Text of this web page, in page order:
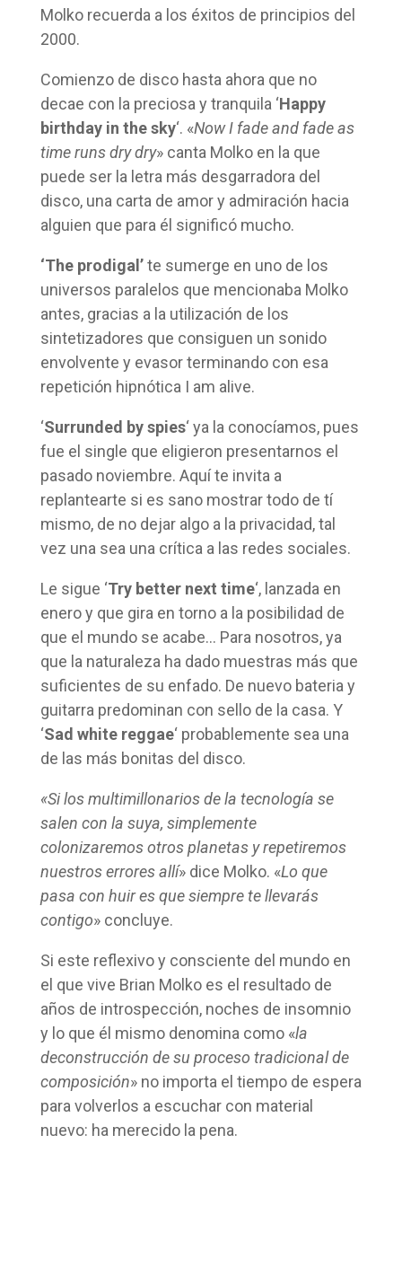
Molko recuerda a los éxitos de principios del
2000.
Comienzo de disco hasta ahora que no
decae con la preciosa y tranquila ‘Happy
birthday in the sky‘. «Now I fade and fade as
time runs dry dry» canta Molko en la que
puede ser la letra más desgarradora del
disco, una carta de amor y admiración hacia
alguien que para él significó mucho.
‘The prodigal’te sumerge en uno de los
universos paralelos que mencionaba Molko
antes, gracias a la utilización de los
sintetizadores que consiguen un sonido
envolvente y evasor terminando con esa
repetición hipnótica I am alive.
‘Surrunded by spies‘ ya la conocíamos, pues
fue el single que eligieron presentarnos el
pasado noviembre. Aquí te invita a
replantearte si es sano mostrar todo de tí
mismo, de no dejar algo a la privacidad, tal
vez una sea una crítica a las redes sociales.
Le sigue ‘Try better next time‘, lanzada en
enero y que gira en torno a la posibilidad de
que el mundo se acabe… Para nosotros, ya
que la naturaleza ha dado muestras más que
suficientes de su enfado. De nuevo bateria y
guitarra predominan con sello de la casa. Y
‘Sad white reggae‘ probablemente sea una
de las más bonitas del disco.
«Si los multimillonarios de la tecnología se
salen con la suya, simplemente
colonizaremos otros planetas y repetiremos
nuestros errores allí» dice Molko. «Lo que
pasa con huir es que siempre te llevarás
contigo» concluye.
Si este reflexivo y consciente del mundo en
el que vive Brian Molko es el resultado de
años de introspección, noches de insomnio
y lo que él mismo denomina como «la
deconstrucción de su proceso tradicional de
composición» no importa el tiempo de espera
para volverlos a escuchar con material
nuevo: ha merecido la pena.